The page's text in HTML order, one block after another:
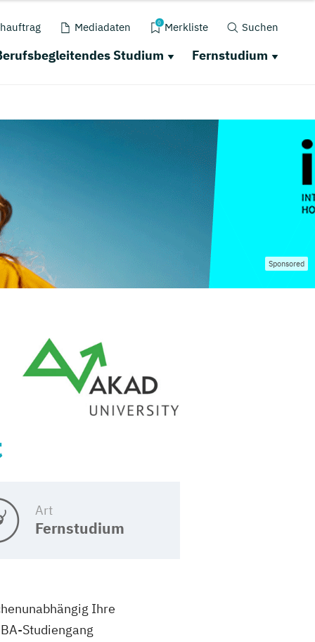
Mediadaten 0 Merkliste Suchen
Studium Fernstudium
Sponsored
Art
Fernstudium
Ihre
Studiengang